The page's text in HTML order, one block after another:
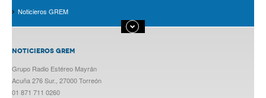
Noticieros GREM
NOTICIEROS GREM
Grupo Radio Estéreo Mayrán
Acuña 276 Sur., 27000 Torreón
01 871 711 0260